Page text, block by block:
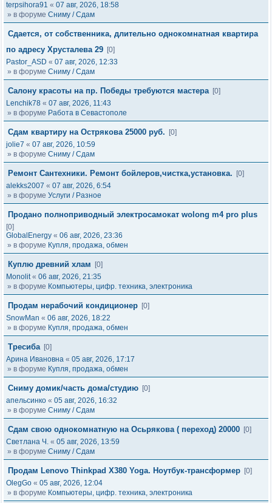
terpsihora91 « 07 авг, 2026, 18:58
» в форуме Сниму / Сдам
Сдается, от собственника, длительно однокомнатная квартира
по адресу Хрусталева 29 [0]
Pastor_ASD « 07 авг, 2026, 12:33
» в форуме Сниму / Сдам
Салону красоты на пр. Победы требуются мастера [0]
Lenchik78 « 07 авг, 2026, 11:43
» в форуме Работа в Севастополе
Сдам квартиру на Острякова 25000 руб.
[0]
jolie7 « 07 авг, 2026, 10:59
» в форуме Сниму / Сдам
Ремонт Сантехники. Ремонт бойлеров,чистка,установка.
[0]
alekks2007 « 07 авг, 2026, 6:54
» в форуме Услуги / Разное
Продано полноприводный электросамокат wolong m4 pro plus
[0]
GlobalEnergy « 06 авг, 2026, 23:36
» в форуме Купля, продажа, обмен
Куплю древний хлам
[0]
Monolit« 06 авг, 2026, 21:35
» в форуме Компьютеры, цифр. техника, электроника
Продам нерабочий кондиционер [0]
SnowMan « 06 авг, 2026, 18:22
» в форуме Купля, продажа, обмен
Тресиба [0]
Арина Ивановна « 05 авг, 2026, 17:17
» в форуме Купля, продажа, обмен
Сниму домик/часть дома/студию [0]
апельсинко « 05 авг, 2026, 16:32
» в форуме Сниму / Сдам
Сдам свою однокомнатную на Осьрякова ( переход) 20000 [0]
Светлана Ч. « 05 авг, 2026, 13:59
» в форуме Сниму / Сдам
Продам Lenovo Thinkpad X380 Yoga. Ноутбук-трансформер [0]
OlegGo « 05 авг, 2026, 12:04
» в форуме Компьютеры, цифр. техника, электроника